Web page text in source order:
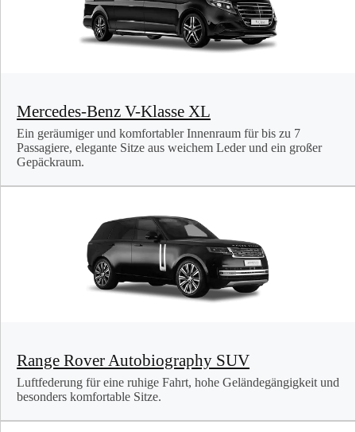
Mercedes-Benz V-Klasse XL
Ein geräumiger und komfortabler Innenraum für bis zu 7
Passagiere, elegante Sitze aus weichem Leder und ein großer
Gepäckraum.
Range Rover Autobiography SUV
Luftfederung für eine ruhige Fahrt, hohe Geländegängigkeit und
besonders komfortable Sitze.